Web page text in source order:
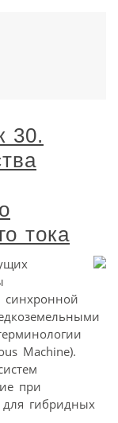
30.
тока
синхронной
Machine).
при
для гибридных